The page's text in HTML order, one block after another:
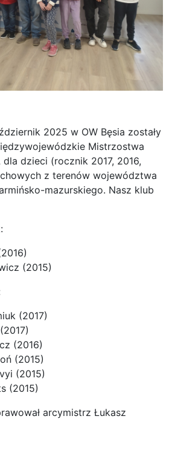
2025 w OW Bęsia zostały
Mistrzostwa
dzieci (rocznik 2017, 2016,
z terenów województwa
mazurskiego. Nasz klub
(2015)
(2017)
(2016)
(2015)
(2015)
(2015)
arcymistrz Łukasz